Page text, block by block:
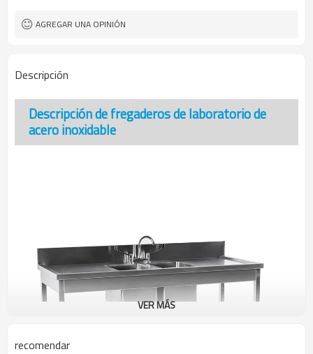
AGREGAR UNA OPINIÓN
Descripción
Descripción de fregaderos de laboratorio de
acero inoxidable
VER MÁS
recomendar